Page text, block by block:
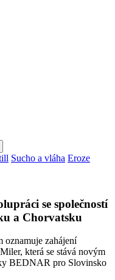
Sucho a vláha Eroze
se společností
a Chorvatsku
oznamuje zahájení
která se stává novým
BEDNAR pro Slovinsko